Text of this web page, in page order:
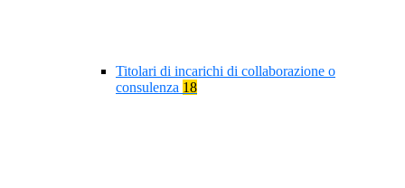
Titolari di incarichi di collaborazione o
consulenza 18